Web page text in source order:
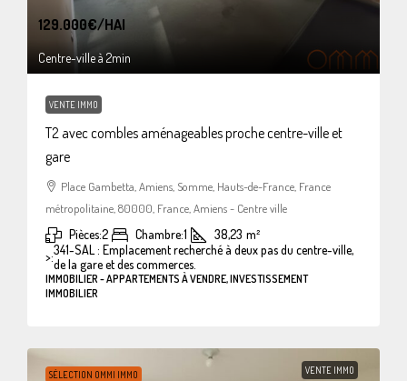
129.000€/HAI
Centre-ville à 2min
VENTE IMMO
T2 avec combles aménageables proche centre-ville et
gare
Place Gambetta, Amiens, Somme, Hauts-de-France, France
métropolitaine, 80000, France, Amiens - Centre ville
Pièces:2 Chambre:1 38,23 m²
>:341-SAL : Emplacement recherché à deux pas du centre-ville,
de la gare et des commerces.
IMMOBILIER - APPARTEMENTS À VENDRE, INVESTISSEMENT
IMMOBILIER
SÉLECTION OMMI IMMO VENTE IMMO